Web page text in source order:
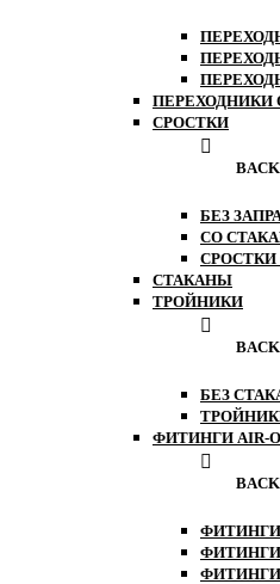
ПЕРЕХОДНИКИ
СРОСТКИ
BACK
БЕЗ
СО
СТАКАНЫ
ТРОЙНИКИ
BACK
БЕЗ
ФИТИНГИ AIR-
BACK
ФИТИНГИ
ФИТИНГИ
ФИТИНГИ